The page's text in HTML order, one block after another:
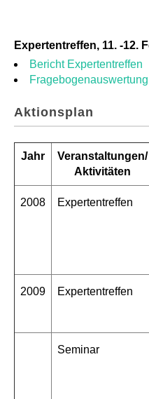
Expertentreffen, 11. -12.
Bericht Expertentreffen
Aktionsplan
Jahr
Veranstaltungen/
Aktivitäten
2008 Expertentreffen
2009 Expertentreffen
Seminar